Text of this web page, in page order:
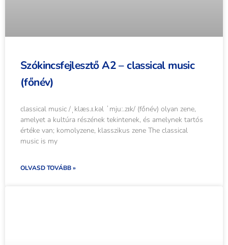
Szókincsfejlesztő A2 – classical music
(főnév)
classical music /ˌklæs.ɪ.kəl ˈmjuː.zɪk/ (főnév) olyan zene,
amelyet a kultúra részének tekintenek, és amelynek tartós
értéke van; komolyzene, klasszikus zene The classical
music is my
OLVASD TOVÁBB »